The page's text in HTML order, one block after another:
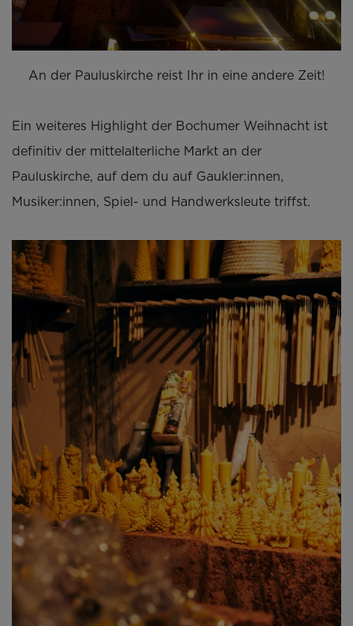
An der Pauluskirche reist Ihr in eine andere Zeit!
Ein weiteres Highlight der Bochumer Weihnacht ist
definitiv der mittelalterliche Markt an der
Pauluskirche, auf dem du auf Gaukler:innen,
Musiker:innen, Spiel- und Handwerksleute triffst.